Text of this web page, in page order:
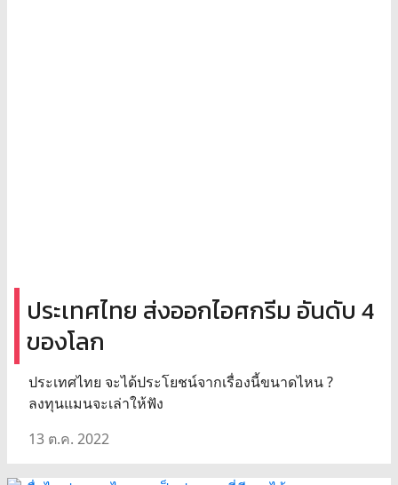
ประเทศไทย ส่งออกไอศกรีม อันดับ 4
ของโลก
ประเทศไทย จะได้ประโยชน์จากเรื่องนี้ขนาดไหน ?
ลงทุนแมนจะเล่าให้ฟัง
13 ต.ค. 2022